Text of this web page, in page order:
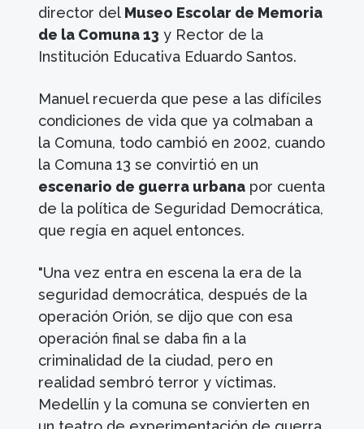
director del Museo Escolar de Memoria
de la Comuna 13 y Rector de la
Institución Educativa Eduardo Santos.
Manuel recuerda que pese a las difíciles
condiciones de vida que ya colmaban a
la Comuna, todo cambió en 2002, cuando
la Comuna 13 se convirtió en un
escenario de guerra urbana por cuenta
de la política de Seguridad Democrática,
que regía en aquel entonces.
"Una vez entra en escena la era de la
seguridad democrática, después de la
operación Orión, se dijo que con esa
operación final se daba fin a la
criminalidad de la ciudad, pero en
realidad sembró terror y víctimas.
Medellín y la comuna se convierten en